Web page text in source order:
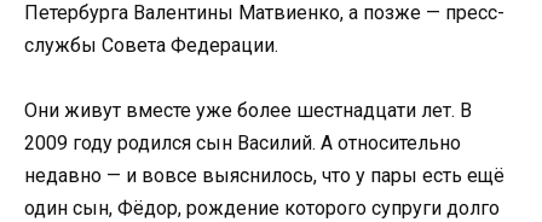
Петербурга Валентины Матвиенко, а позже — пресс-
службы Совета Федерации.
Они живут вместе уже более шестнадцати лет. В
2009 году родился сын Василий. А относительно
недавно — и вовсе выяснилось, что у пары есть ещё
один сын, Фёдор, рождение которого супруги долго